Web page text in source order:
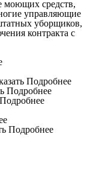
моющих средств,
управляющие
уборщиков,
контракта с
Подробнее
Подробнее
Подробнее
Подробнее